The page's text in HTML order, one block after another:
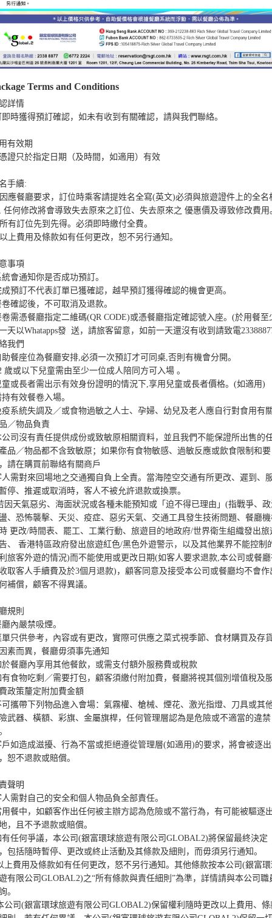
Terms and Conditions
詳情
即時獲得預訂確認，如未有收到有關確認，請與我們聯絡。
有效期
證只於指定日期（及時間，如適用）有效
手續:
應餐廳要求，訂位時乘客請提姓名全寫(英文)必須與旅遊證件上的全名
任何修改將會導致失去原來之訂位、失去原來之 優惠價及導致修改費用
有訂位先到先得。必須即時繳付全費。
上費用及條款如有任何更改，恕不另行通知。
事項
統會通知你是否成功預訂。
成預訂不代表訂單已獲確認，越早預訂獲得確認的機會更高。
卷確認後，不可取消及退款。
卷需憑餐廳指定二維碼(QR CODE)或憑餐廳指定確認號入座。(於用餐至
天以Whatapps發  送，請旅客留意，如前一天還沒有收到請致電
我們
助餐座位為餐廳安排,必須一次預訂才可同桌,否則有機會分開。
歲或以下兒童需由至少一位成人陪同方可入場 。
童或長者需出示有效身份證明的情況下,享用兒童或長者價格。(如適用)
持有效餐卷入場。
疫系統失調及／或食物過敏之人士、孕婦、幼兒及老人應自行對食用有關
／物品負責
公司沒有責任提供成份或致敏原相關資料，並且我們不能保證所出售的
品／物品都不含致敏原；如果你有食物敏感、過敏反應或飲食限制和要
請在購買前聯絡有關商戶
人需對來回場地之交通獨自負上全責。當海陸空交通有所更改、遲到、
停、推遲或取消時，客人不被允許退款或換票。
、恐怖襲擊、天災、疫症、惡劣天氣、交通工具發生技術問題、餐廳
更改/時間表、罷工、工業行動、旅遊目的地政府/世界衛生組織發出旅
、 香港特區政府發出旅遊紅色/黑色外遊警示，以及其他業界不能控制
旅客外遊的情況)而不能使用或更改日期(如客人要求退款,本公司或餐
取客人手續費及於3個月退款)，顧客同意及接受本公司或餐廳均不會作
補償，顧客不得異議。
規則
廳內嚴禁吸煙。
單只供參考，內容或有更改，實際可供應之菜式視季節、食材購買及存
素而異，餐廳毋須事先通知
於餐廳內享用其他餐飲，或需支付額外服務費或稅款
有食物吃剩／需要打包，顧客須繳付附加費，餐廳將視其個別增值稅及
政策釐定附加費金額
可攜帶下列物品進入會場：氣霧權、槍械、煙花、激光指燈、刀具或其
武器、橫額、彩旗、金屬旗桿，任何管理層認為是危險或不適當的違禁
戶如造成滋擾、行為不當或拒絕遵從管理層(如適用)的要求，將會被逐
恕不退款或賠償。
聲明
人需對自己的安全和個人物品負全部責任。
用餐中，如顧客作出任何被主辦方認為危險或不當行為，有可能被驅逐
，且不予退款或賠償。
有任何爭議，本公司(銀富環球旅遊有限公司GLOBAL2)將保留最終決定
包括隨時暫停、更改或終止活動及其條款及細則，而毋須另行通知。
有限公司GLOBAL2)之“所有條款與責任細則”為準，詳情請與本公司職
。